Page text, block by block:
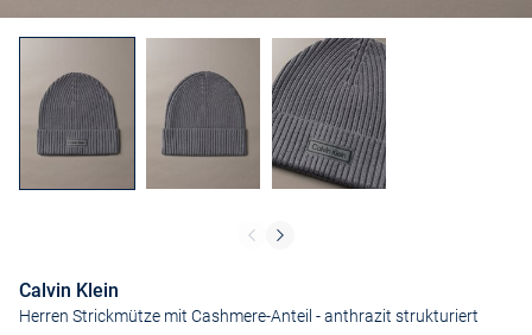
Calvin Klein
Herren Strickmütze mit Cashmere-Anteil - anthrazit strukturiert